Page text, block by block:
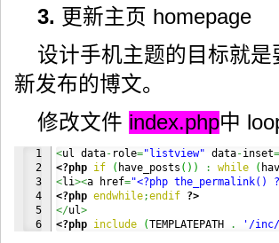
3. 更新主页 homepage
设计手机主题的目标就
新发布的博文。
修改文件 index.php中
1
2
3
4
5
<ul data- role="listview" data-inset=
<?php if ( have_posts ( ) ) : while (
<li><a href="<?php the_permalink()
<?php endwhile;endif ?>
</ul>
<?php include (TEMPLATEPATH . '/inc/